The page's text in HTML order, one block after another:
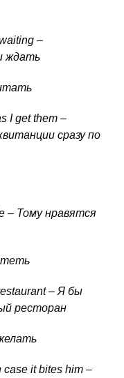
–
ждать
I get them –
сразупо
– Томунравятся
– Я бы
ресторан
case it bites him –